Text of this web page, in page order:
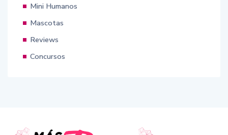
Mini Humanos
Mascotas
Reviews
Concursos